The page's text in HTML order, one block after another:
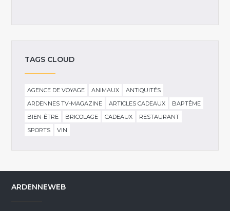
TAGS CLOUD
AGENCE DE VOYAGE ANIMAUX
ANTIQUITÉS
ARDENNES TV-MAGAZINE
ARTICLES CADEAUX
BAPTÊME
BIEN-ÊTRE
BRICOLAGE CADEAUX
RESTAURANT
SPORTS
VIN
ARDENNEWEB